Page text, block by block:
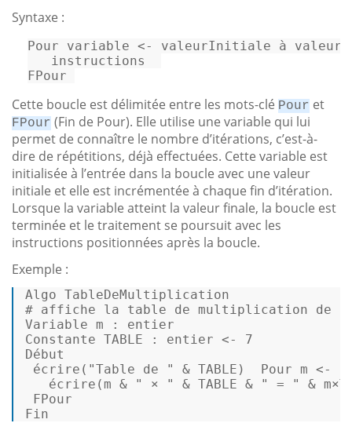
Syntaxe :
Pour variable <-
valeurInitiale à
instructions
FPour
Cette boucle est délimitée entre les mots-clé Pour et
FPour (Fin de Pour). Elle utilise une variable qui lui
permet de connaître le nombre d’itérations, c’est-à-
dire de répétitions, déjà effectuées. Cette variable est
initialisée à l’entrée dans la boucle avec une valeur
initiale et elle est incrémentée à chaque fin d’itération.
Lorsque la variable atteint la valeur finale, la boucle est
terminée et le traitement se poursuit avec les
instructions positionnées après la boucle.
Exemple :
Algo TableDeMultiplication
# affiche la table de multiplication de
Variable m : entier
Constante TABLE : entier <-
7
Début
écrire("Table de " & TABLE )  Pour m <-
écrire(m & " × " & TABLE & " = " & m×
FPour
Fin